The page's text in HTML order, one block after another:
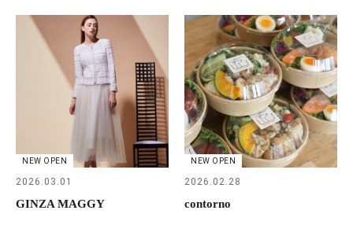
NEW OPEN
2026.03.01
GINZA MAGGY
NEW OPEN
2026.02.28
contorno